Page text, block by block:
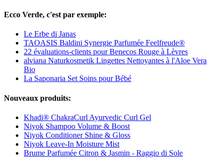
Ecco Verde, c'est par exemple:
Le Erbe di Janas
TAOASIS Baldini Synergie Parfumée Feelfreude®
22 évaluations-clients pour Benecos Rouge à Lèvres
alviana Naturkosmetik Lingettes Nettoyantes à l'Aloe Vera
Bio
La Saponaria Set Soins pour Bébé
Nouveaux produits:
Khadi® ChakraCurl Ayurvedic Curl Gel
Niyok Shampoo Volume & Boost
Niyok Conditioner Shine & Gloss
Niyok Leave-In Moisture Mist
Brume Parfumée Citron & Jasmin - Raggio di Sole